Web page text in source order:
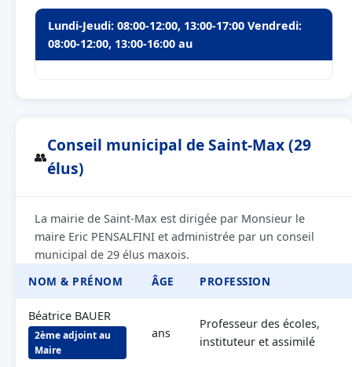
Lundi-Jeudi: 08:00-12:00, 13:00-17:00 Vendredi:
08:00-12:00, 13:00-16:00 au
👥
Conseil municipal de Saint-Max (29
élus)
La mairie de Saint-Max est dirigée par Monsieur le
maire Eric PENSALFINI et administrée par un conseil
municipal de 29 élus maxois.
NOM & PRÉNOM
ÂGE PROFESSION
Béatrice BAUER
2ème adjoint au
Maire
ans
Professeur des écoles,
instituteur et assimilé